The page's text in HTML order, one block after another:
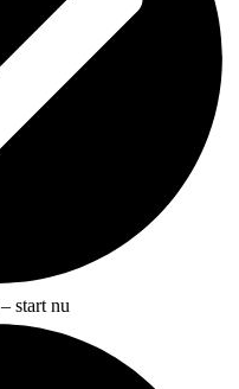
– start nu